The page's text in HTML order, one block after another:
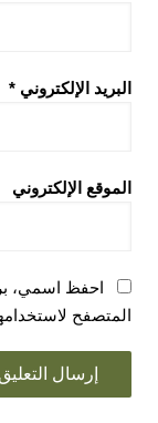
البريد الإلكتروني *
الموقع الإلكتروني
احفظ اسمي،
المتصفح